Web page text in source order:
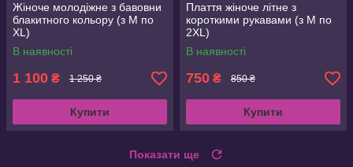
Жіноче молодіжне з бавовни
блакитного кольору (з M по
XL)
В наявності
1 100 ₴ 1 250 ₴
Купити
Плаття жіноче літне з
короткими рукавами (з M по
2XL)
В наявності
750 ₴ 850 ₴
Купити
Показати ще